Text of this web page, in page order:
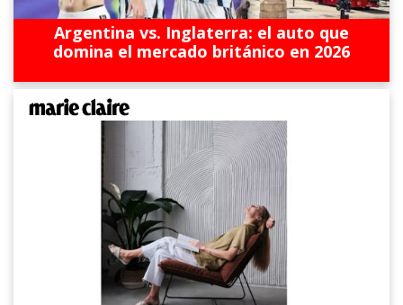
Argentina vs. Inglaterra: el auto que
domina el mercado británico en 2026